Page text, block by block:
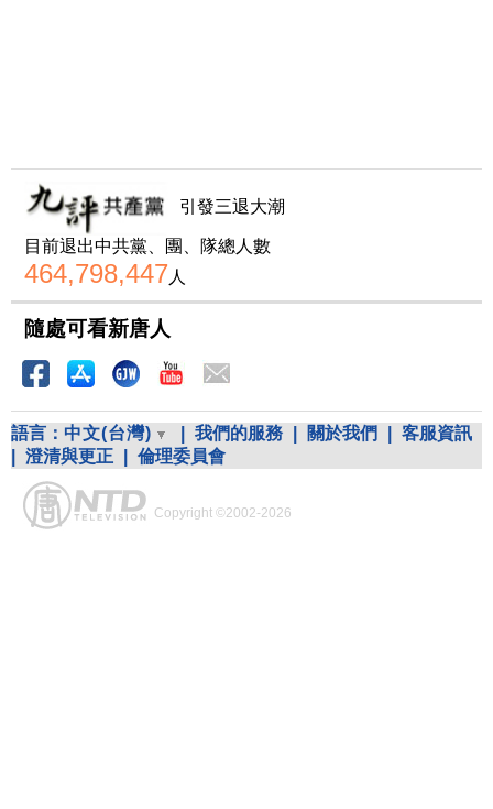
引發三退大潮
目前退出中共黨、團、隊總人數
464,798,447人
隨處可看新唐人
語言： 中文(台灣) 我們的服務 關於我們
客服資訊
澄清與更正 倫理委員會
Copyright ©2002-2026